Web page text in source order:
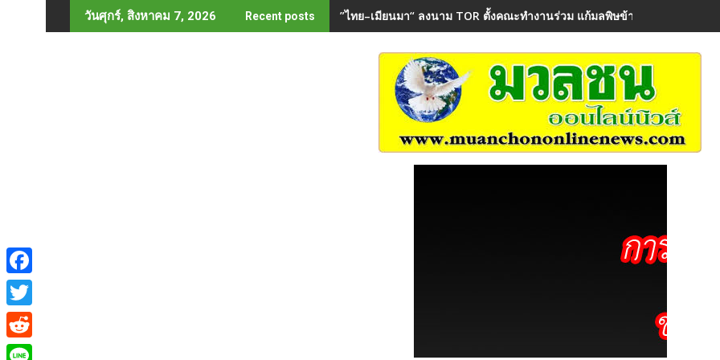
to
วันศุกร์, สิงหาคม 7, 2026 Recent posts ”ไทย–เมียนมา“ ลงนาม TOR ตั้งคณะทำงานร่วม แก้มลพิษข้ามพรมแดน คุ้มค
F
a
c
T
w
R